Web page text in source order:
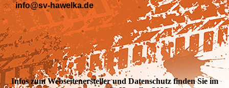
info@sv-hawelka.de
Infos zum Webseitenersteller und Datenschutz finden Sie im